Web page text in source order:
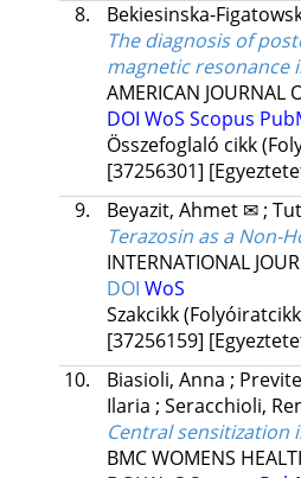
8.
Bekiesinska-
The diagnosis of
magnetic resonance
AMERICAN JOURNAL
DOI WoS Scopus
Összefoglaló cikk
[37256301]
9.
Beyazit, Ahmet ✉;
Terazosin as a Non-
INTERNATIONAL
DOI WoS
Szakcikk
[37256159]
10.
Biasioli, Anna ;
Ilaria ; Seracchioli,
Central sensitization
BMC WOMENS